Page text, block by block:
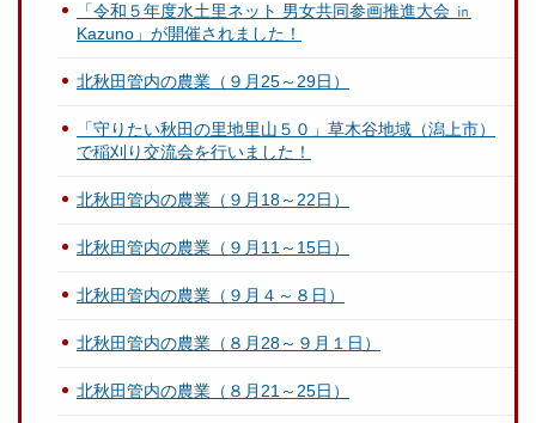
「令和５年度水土里ネット 男女共同参画推進大会 ㏌
Kazuno」が開催されました！
北秋田管内の農業（９月25～29日）
「守りたい秋田の里地里山５０」草木谷地域（潟上市）
で稲刈り交流会を行いました！
北秋田管内の農業（９月18～22日）
北秋田管内の農業（９月11～15日）
北秋田管内の農業（９月４～８日）
北秋田管内の農業（８月28～９月１日）
北秋田管内の農業（８月21～25日）